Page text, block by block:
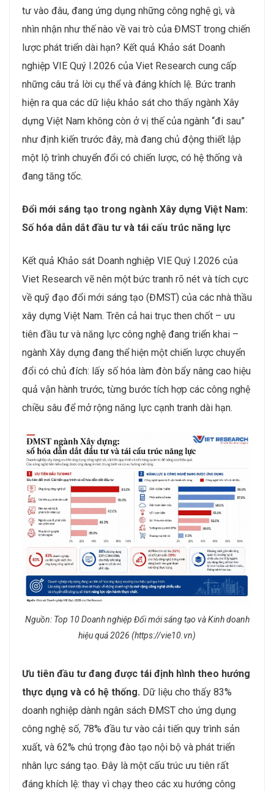
tư vào đâu, đang ứng dụng những công nghệ gì, và
nhìn nhận như thế nào về vai trò của ĐMST trong chiến
lược phát triển dài hạn? Kết quả Khảo sát Doanh
nghiệp VIE Quý I.2026 của Viet Research cung cấp
những câu trả lời cụ thể và đáng khích lệ. Bức tranh
hiện ra qua các dữ liệu khảo sát cho thấy ngành Xây
dựng Việt Nam không còn ở vị thế của ngành “đi sau”
như định kiến trước đây, mà đang chủ động thiết lập
một lộ trình chuyển đổi có chiến lược, có hệ thống và
đang tăng tốc.
Đổi mới sáng tạo trong ngành Xây dựng Việt Nam:
Số hóa dẫn dắt đầu tư và tái cấu trúc năng lực
Kết quả Khảo sát Doanh nghiệp VIE Quý I.2026 của
Viet Research vẽ nên một bức tranh rõ nét và tích cực
về quỹ đạo đổi mới sáng tạo (ĐMST) của các nhà thầu
xây dựng Việt Nam. Trên cả hai trục then chốt – ưu
tiên đầu tư và năng lực công nghệ đang triển khai –
ngành Xây dựng đang thể hiện một chiến lược chuyển
đổi có chủ đích: lấy số hóa làm đòn bẩy nâng cao hiệu
quả vận hành trước, từng bước tích hợp các công nghệ
chiều sâu để mở rộng năng lực cạnh tranh dài hạn.
Nguồn: Top 10 Doanh nghiệp Đổi mới sáng tạo và Kinh doanh
hiệu quả 2026 (https://vie10.vn)
Ưu tiên đầu tư đang được tái định hình theo hướng
thực dụng và có hệ thống. Dữ liệu cho thấy 83%
doanh nghiệp dành ngân sách ĐMST cho ứng dụng
công nghệ số, 78% đầu tư vào cải tiến quy trình sản
xuất, và 62% chú trọng đào tạo nội bộ và phát triển
nhân lực sáng tạo. Đây là một cấu trúc ưu tiên rất
đáng khích lệ: thay vì chạy theo các xu hướng công